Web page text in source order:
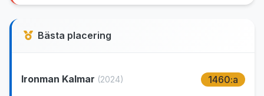
Bästa placering
Ironman Kalmar (2024) 1460:a